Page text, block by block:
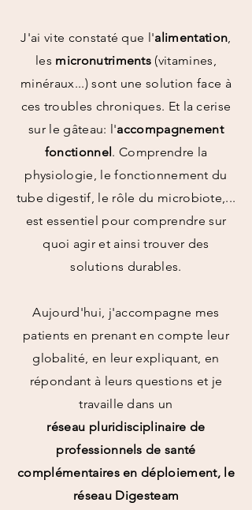
J'ai vite constaté que l'alimentation,
les micronutriments (vitamines,
minéraux...) sont une solution face à
ces troubles chroniques. Et la cerise
sur le gâteau: l'accompagnement
fonctionnel. Comprendre la
physiologie, le fonctionnement du
tube digestif, le rôle du microbiote,...
est essentiel pour comprendre sur
quoi agir et ainsi trouver des
solutions durables.
Aujourd'hui, j'accompagne mes
patients en prenant en compte leur
globalité, en leur expliquant, en
répondant à leurs questions et je
travaille dans un
réseau pluridisciplinaire de
professionnels de santé
complémentaires en déploiement, le
réseau Digesteam